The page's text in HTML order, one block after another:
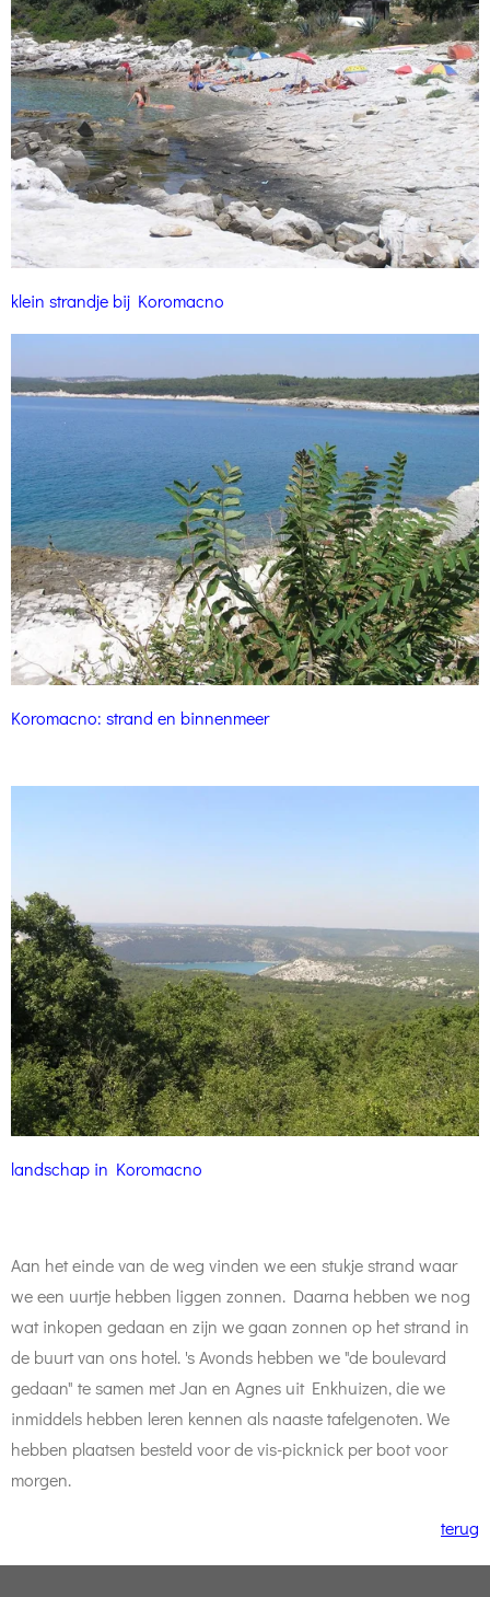
klein strandje bij Koromacno
Koromacno: strand en binnenmeer
landschap in Koromacno
Aan het einde van de weg vinden we een stukje strand waar
we een uurtje hebben liggen zonnen. Daarna hebben we nog
wat inkopen gedaan en zijn we gaan zonnen op het strand in
de buurt van ons hotel. 's Avonds hebben we "de boulevard
gedaan" te samen met Jan en Agnes uit Enkhuizen, die we
inmiddels hebben leren kennen als naaste tafelgenoten. We
hebben plaatsen besteld voor devis-picknick per bootvoor
morgen.
terug